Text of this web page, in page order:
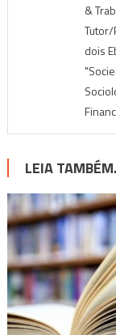
&
dois
LEIA